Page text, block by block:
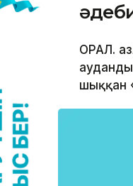
ОРАЛ.
шыққан